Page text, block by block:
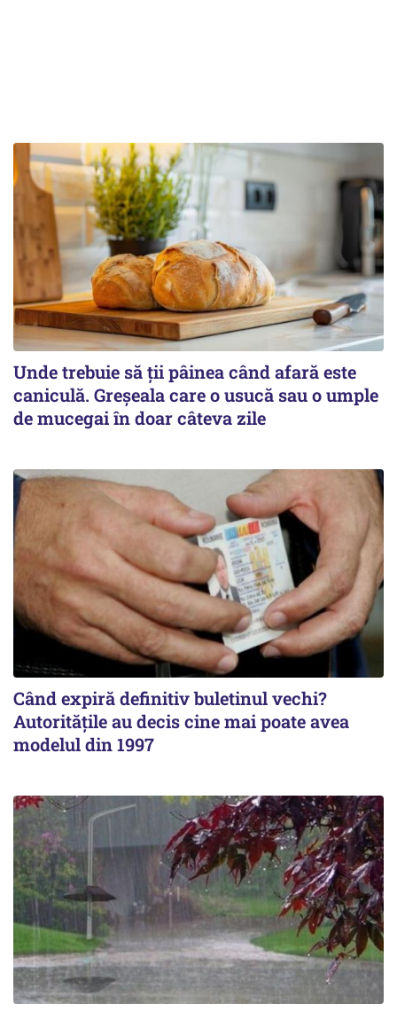
Unde trebuie să ții pâinea când afară este
caniculă. Greșeala care o usucă sau o umple
de mucegai în doar câteva zile
Când expiră definitiv buletinul vechi?
Autoritățile au decis cine mai poate avea
modelul din 1997